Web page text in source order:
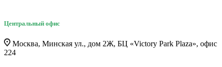
Центральный офис
Москва, Минская ул., дом 2Ж, БЦ «Victory Park Plaza», офис
224